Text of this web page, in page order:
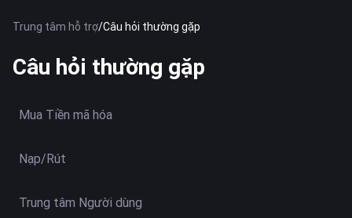
Trung tâm hỗ trợ/Câu hỏi thường gặp
Câu hỏi thường gặp
Mua Tiền mã hóa
Nạp/Rút
Trung tâm Người dùng